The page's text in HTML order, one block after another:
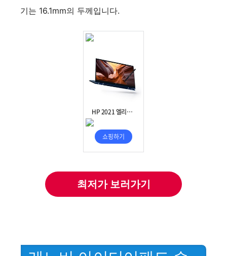
기는 16.1mm의 두께입니다.
최저가 보러가기